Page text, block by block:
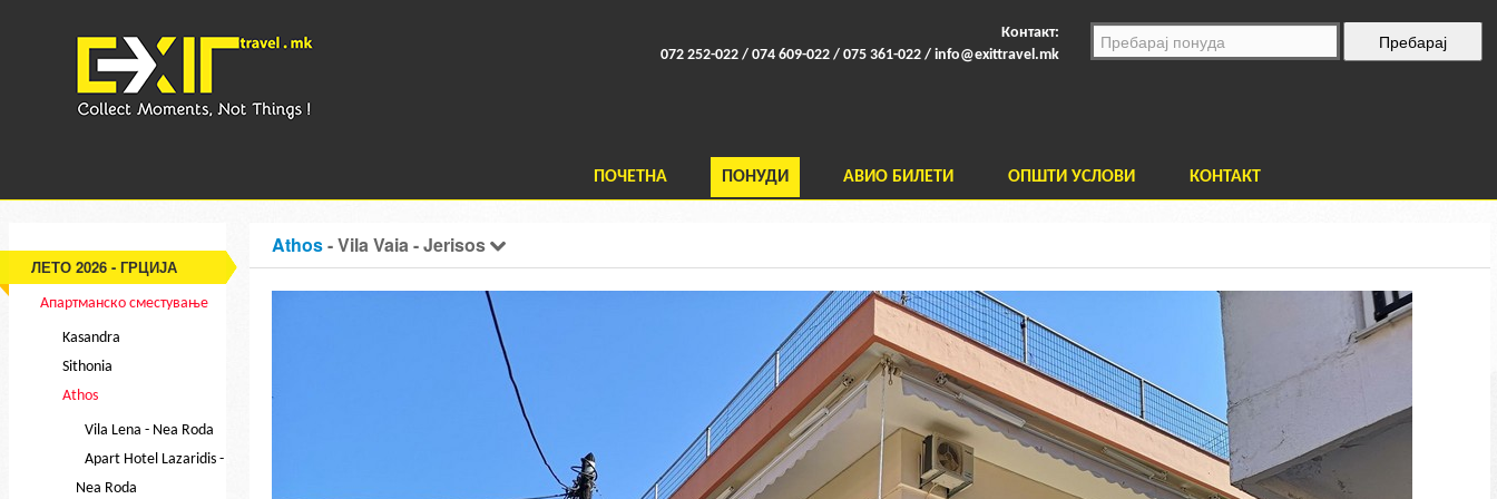
Контакт:
072 252-022 / 074 609-022 / 075 361-022 / info@exittravel.mk
ПОЧЕТНА ПОНУДИ АВИО БИЛЕТИ ОПШТИ УСЛОВИ КОНТАКТ
ЛЕТО 2026 - ГРЦИЈА
Апартманско сместување
Kasandra
Sithonia
Athos
Vila Lena - Nea Roda
Apart Hotel Lazaridis -
Nea Roda
Athos- Vila Vaia - Jerisos